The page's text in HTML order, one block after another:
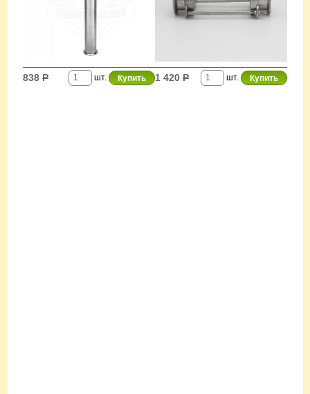
шт.
838 Р шт.
1 420 Р